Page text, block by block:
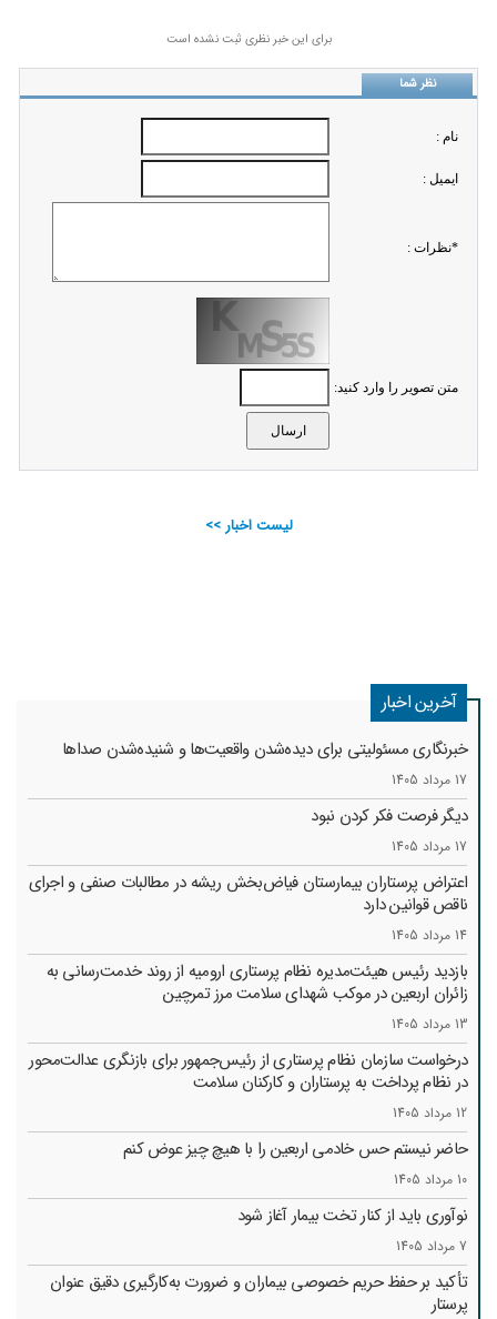
برای این خبر نظری ثبت نشده است
نظر شما
نام :
ايميل :
*نظرات :
متن تصویر را وارد کنید:
لیست اخبار >>
آخرین اخبار
خبرنگاری مسئولیتی برای دیده‌شدن واقعیت‌ها و شنیده‌شدن صداها
17 مرداد 1405
دیگر فرصت فکر کردن نبود
17 مرداد 1405
اعتراض پرستاران بیمارستان فیاض‌بخش ریشه در مطالبات صنفی و اجرای
ناقص قوانین دارد
14 مرداد 1405
بازدید رئیس هیئت‌مدیره نظام پرستاری ارومیه از روند خدمت‌رسانی به
زائران اربعین در موکب شهدای سلامت مرز تمرچین
13 مرداد 1405
درخواست سازمان نظام پرستاری از رئیس‌جمهور برای بازنگری عدالت‌محور
در نظام پرداخت به پرستاران و کارکنان سلامت
12 مرداد 1405
حاضر نیستم حس خادمی اربعین را با هیچ چیز عوض کنم
10 مرداد 1405
نوآوری باید از کنار تخت بیمار آغاز شود
7 مرداد 1405
تأکید بر حفظ حریم خصوصی بیماران و ضرورت به‌کارگیری دقیق عنوان
پرستار